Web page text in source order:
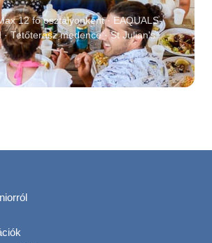
12 fő osztályonként · EAQUALS-
· Tetőterasz medence · St Julian's